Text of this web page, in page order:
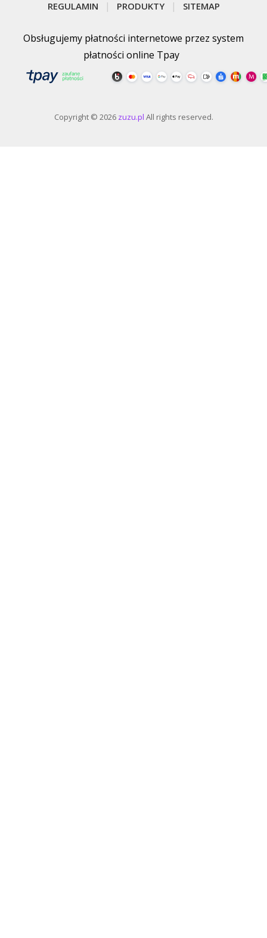
REGULAMIN PRODUKTY SITEMAP
Obsługujemy płatności internetowe przez system
płatności online Tpay
Copyright © 2026 zuzu.pl All rights reserved.